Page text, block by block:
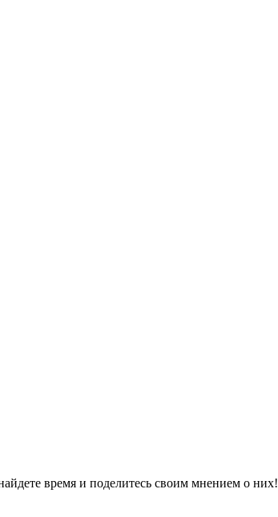
время и поделитесь своим мнением о них!